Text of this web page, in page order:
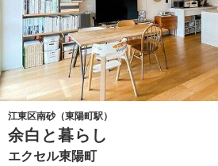
江東区南砂（東陽町駅）
余白と暮らし
エクセル東陽町